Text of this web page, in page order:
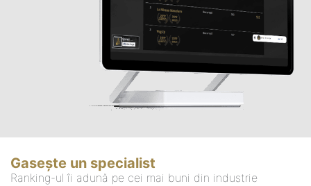
Gasește un specialist
Ranking-ul îi adună pe cei mai buni din industrie